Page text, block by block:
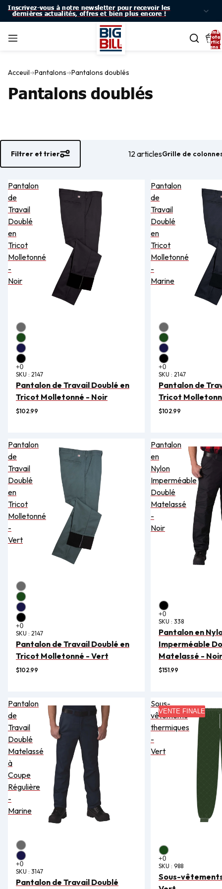
Inscrivez-vous à notre newsletter pour recevoir les
dernières actualités, offres et bien plus encore !
Inscrivez-vous à notre newsletter pour recevoir les
dernières actualités, offres et bien plus encore !
total
dans
Acceuil Pantalons Pantalons doublés
Pantalons doublés
Filtrer et trier 12 articlesGrille de
Pantalon
de
Travail
Doublé
en
Tricot
Molletonné
-
Noir
SKU : 2147
Pantalon de Travail Doublé en
Tricot Molletonné - Noir
$102.99
Pantalon
de
Travail
Doublé
en
Tricot
Molletonné
-
Marine
SKU : 2147
Pantalon de
Tricot
$102.99
Pantalon
de
Travail
Doublé
en
Tricot
Molletonné
-
Vert
SKU : 2147
Pantalon de Travail Doublé en
Tricot Molletonné - Vert
$102.99
Pantalon
en
Nylon
Imperméable
Doublé
Matelassé
-
Noir
SKU : 338
Pantalon en
Imperméable
Matelassé - Noir
$151.99
Pantalon
de
Travail
Doublé
Matelassé
à
Coupe
Régulière
-
Marine
SKU : 3147
Pantalon de Travail Doublé
Sous-
vêtements
thermiques
-
Vert
VENTE FINALE
SKU : 988
Sous-